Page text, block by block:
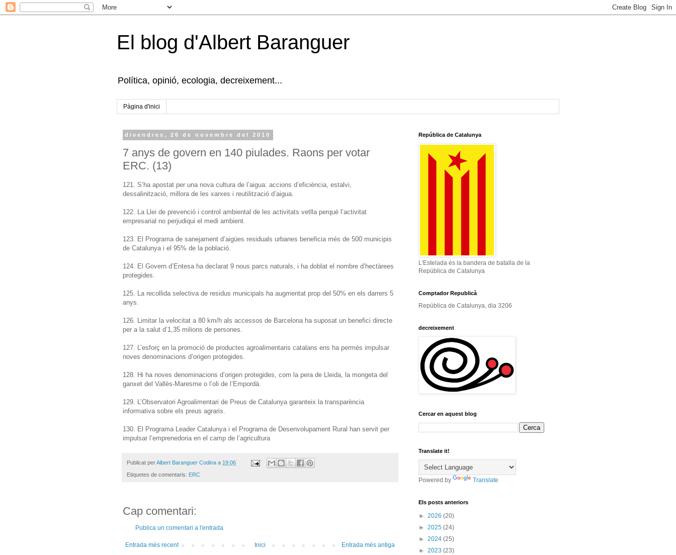
El blog d'Albert Baranguer
Política, opinió, ecologia, decreixement...
Pàgina d'inici
divendres, 26 de novembre del 2010
7 anys de govern en 140 piulades. Raons per votar
ERC. (13)
121. S’ha apostat per una nova cultura de l’aigua: accions d’eficiència, estalvi,
dessalinització, millora de les xarxes i reutilització d’aigua.
122. La Llei de prevenció i control ambiental de les activitats vetlla perquè l’activitat
empresarial no perjudiqui el medi ambient.
123. El Programa de sanejament d’aigües residuals urbanes beneficia més de 500 municipis
de Catalunya i el 95% de la població.
124. El Govern d’Entesa ha declarat 9 nous parcs naturals, i ha doblat el nombre d’hectàrees
protegides.
125. La recollida selectiva de residus municipals ha augmentat prop del 50% en els darrers 5
anys.
126. Limitar la velocitat a 80 km/h als accessos de Barcelona ha suposat un benefici directe
per a la salut d’1,35 milions de persones.
127. L’esforç en la promoció de productes agroalimentaris catalans ens ha permès impulsar
noves denominacions d’origen protegides.
128. Hi ha noves denominacions d’origen protegides, com la pera de Lleida, la mongeta del
ganxet del Vallès-Maresme o l’oli de l’Empordà.
129. L’Observatori Agroalimentari de Preus de Catalunya garanteix la transparència
informativa sobre els preus agraris.
130. El Programa Leader Catalunya i el Programa de Desenvolupament Rural han servit per
impulsar l’emprenedoria en el camp de l’agricultura
Publicat perAlbert Baranguer Codina a 19:06
Etiquetes de comentaris: ERC
Cap comentari:
Publica un comentari a l'entrada
Entrada més recent Entrada més antiga
Inici
República de Catalunya
L'Estelada és la bandera de batalla de la
República de Catalunya
Comptador Republicà
República de Catalunya, dia 3206
decreixement
Cercar en aquest blog
Translate it!
Powered by Translate
Els posts anteriors
► 2026 (20)
► 2025 (24)
► 2024 (25)
► 2023 (23)